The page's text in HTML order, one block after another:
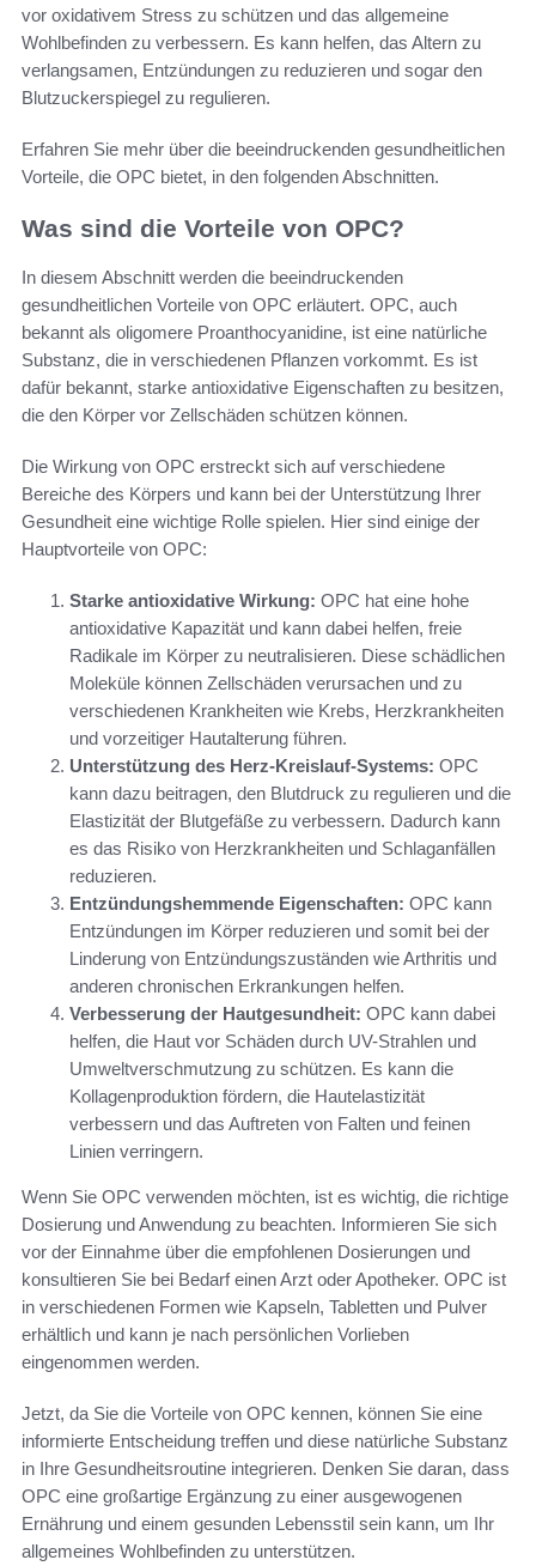
vor oxidativem Stress zu schützen und das allgemeine
Wohlbefinden zu verbessern. Es kann helfen, das Altern zu
verlangsamen, Entzündungen zu reduzieren und sogar den
Blutzuckerspiegel zu regulieren.
Erfahren Sie mehr über die beeindruckenden gesundheitlichen
Vorteile, die OPC bietet, in den folgenden Abschnitten.
Was sind die Vorteile von OPC?
In diesem Abschnitt werden die beeindruckenden
gesundheitlichen Vorteile von OPC erläutert. OPC, auch
bekannt als oligomere Proanthocyanidine, ist eine natürliche
Substanz, die in verschiedenen Pflanzen vorkommt. Es ist
dafür bekannt, starke antioxidative Eigenschaften zu besitzen,
die den Körper vor Zellschäden schützen können.
Die Wirkung von OPC erstreckt sich auf verschiedene
Bereiche des Körpers und kann bei der Unterstützung Ihrer
Gesundheit eine wichtige Rolle spielen. Hier sind einige der
Hauptvorteile von OPC:
Starke antioxidative Wirkung: OPC hat eine hohe
antioxidative Kapazität und kann dabei helfen, freie
Radikale im Körper zu neutralisieren. Diese schädlichen
Moleküle können Zellschäden verursachen und zu
verschiedenen Krankheiten wie Krebs, Herzkrankheiten
und vorzeitiger Hautalterung führen.
Unterstützung des Herz-Kreislauf-Systems: OPC
kann dazu beitragen, den Blutdruck zu regulieren und die
Elastizität der Blutgefäße zu verbessern. Dadurch kann
es das Risiko von Herzkrankheiten und Schlaganfällen
reduzieren.
Entzündungshemmende Eigenschaften: OPC kann
Entzündungen im Körper reduzieren und somit bei der
Linderung von Entzündungszuständen wie Arthritis und
anderen chronischen Erkrankungen helfen.
Verbesserung der Hautgesundheit: OPC kann dabei
helfen, die Haut vor Schäden durch UV-Strahlen und
Umweltverschmutzung zu schützen. Es kann die
Kollagenproduktion fördern, die Hautelastizität
verbessern und das Auftreten von Falten und feinen
Linien verringern.
Wenn Sie OPC verwenden möchten, ist es wichtig, die richtige
Dosierung und Anwendung zu beachten. Informieren Sie sich
vor der Einnahme über die empfohlenen Dosierungen und
konsultieren Sie bei Bedarf einen Arzt oder Apotheker. OPC ist
in verschiedenen Formen wie Kapseln, Tabletten und Pulver
erhältlich und kann je nach persönlichen Vorlieben
eingenommen werden.
Jetzt, da Sie die Vorteile von OPC kennen, können Sie eine
informierte Entscheidung treffen und diese natürliche Substanz
in Ihre Gesundheitsroutine integrieren. Denken Sie daran, dass
OPC eine großartige Ergänzung zu einer ausgewogenen
Ernährung und einem gesunden Lebensstil sein kann, um Ihr
allgemeines Wohlbefinden zu unterstützen.